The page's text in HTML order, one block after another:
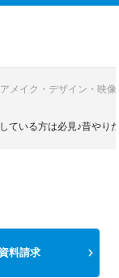
メイク・デザイン・映
ている方は必見♪昔や
資料請求